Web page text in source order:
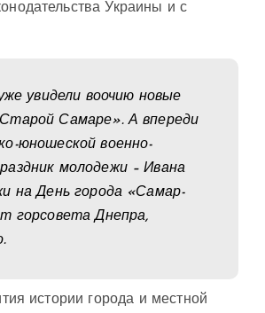
Украины и с
увидели воочию новые
Самаре». А впереди
юношеской военно-
молодежи – Ивана
на День города «Самар-
горсовета Днепра,
истории города и местной